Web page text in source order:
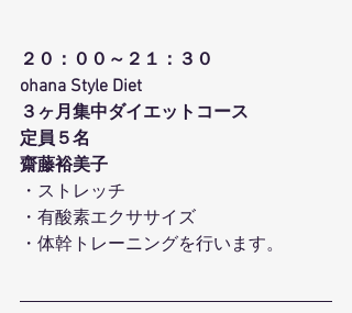
２０：００～２１：３０
ohana Style Diet
３ヶ月集中ダイエットコース
定員５名
齋藤裕美子
・ストレッチ
・有酸素エクササイズ
・体幹トレーニングを行います。